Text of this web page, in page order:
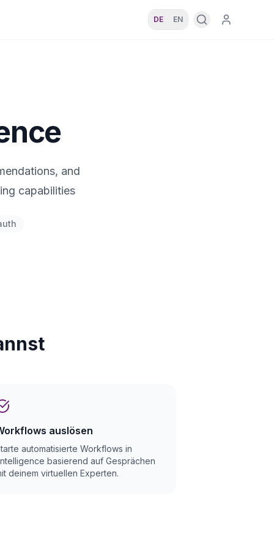
DE EN
and
capabilities
auslösen
automatisierte Workflows in
basierend auf Gesprächen
deinem virtuellen Experten.